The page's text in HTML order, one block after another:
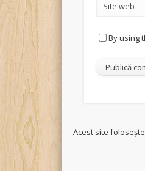
Site web
By using
Acest site